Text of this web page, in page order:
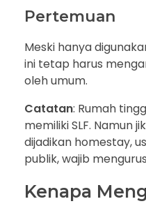
Pertemuan
Meski hanya
ini tetap harus
oleh umum.
Catatan: Rumah
memiliki SLF. Namun
dijadikan homestay,
publik, wajib mengurus
Kenapa